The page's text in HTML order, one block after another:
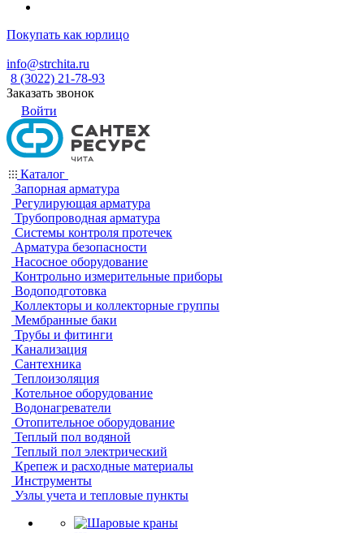
Покупать как юрлицо
info@strchita.ru
8 (3022) 21-78-93
Заказать звонок
Войти
Каталог
Запорная арматура
Регулирующая арматура
Трубопроводная арматура
Системы контроля протечек
Арматура безопасности
Насосное оборудование
Контрольно измерительные приборы
Водоподготовка
Коллекторы и коллекторные группы
Мембранные баки
Трубы и фитинги
Канализация
Сантехника
Теплоизоляция
Котельное оборудование
Водонагреватели
Отопительное оборудование
Теплый пол водяной
Теплый пол электрический
Крепеж и расходные материалы
Инструменты
Узлы учета и тепловые пункты